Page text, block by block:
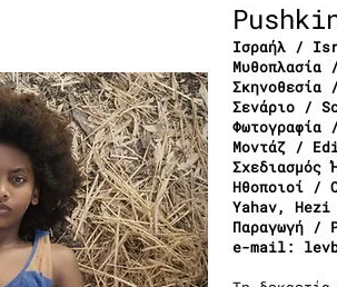
Ισραήλ /
Σενάριο /
Μοντάζ /
Ηθοποιοί /
Yahav,
Παραγωγή /
e-mail: